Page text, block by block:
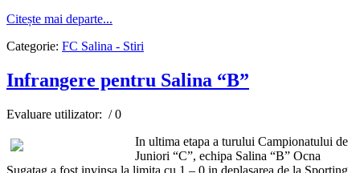
Citește mai departe...
Categorie: FC Salina - Stiri
Infrangere pentru Salina “B”
Evaluare utilizator: / 0
In ultima etapa a turului Campionatului de
Juniori “C”, echipa Salina “B” Ocna
Sugatag a fost invinsa la limita cu 1 – 0 in deplasarea de la Sporting